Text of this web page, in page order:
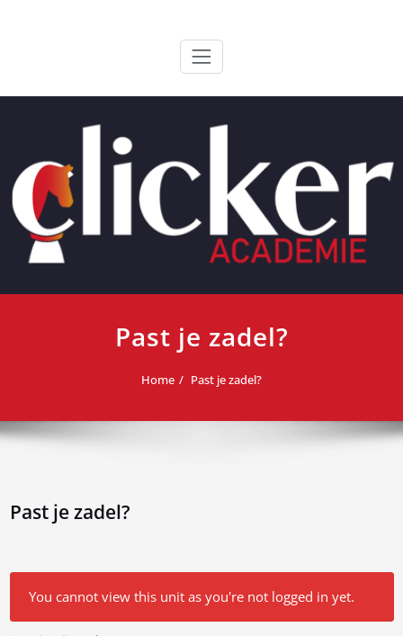
ClickerAcademie
Past je zadel?
Home Past je zadel?
Past je zadel?
You cannot view this unit as you're not logged in yet.